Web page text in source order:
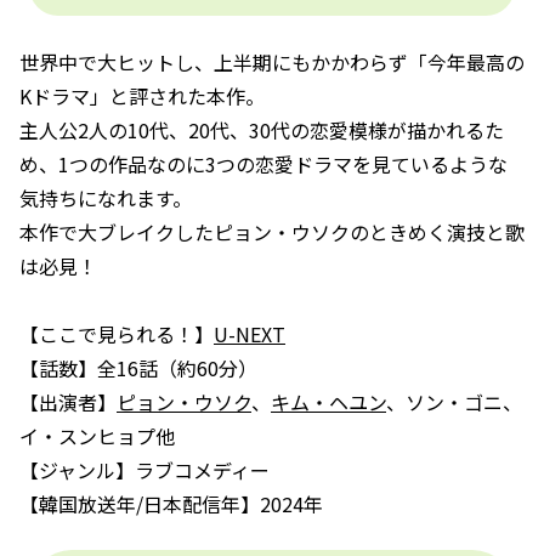
世界中で大ヒットし、上半期にもかかわらず「今年最高の
Kドラマ」と評された本作。
主人公2人の10代、20代、30代の恋愛模様が描かれるた
め、1つの作品なのに3つの恋愛ドラマを見ているような
気持ちになれます。
本作で大ブレイクしたピョン・ウソクのときめく演技と歌
は必見！
【ここで見られる！】 U-NEXT
【話数】全16話（約60分）
【出演者】 ピョン・ウソク、 キム・ヘユン、ソン・ゴニ、
イ・スンヒョプ他
【ジャンル】ラブコメディー
【韓国放送年/日本配信年】2024年